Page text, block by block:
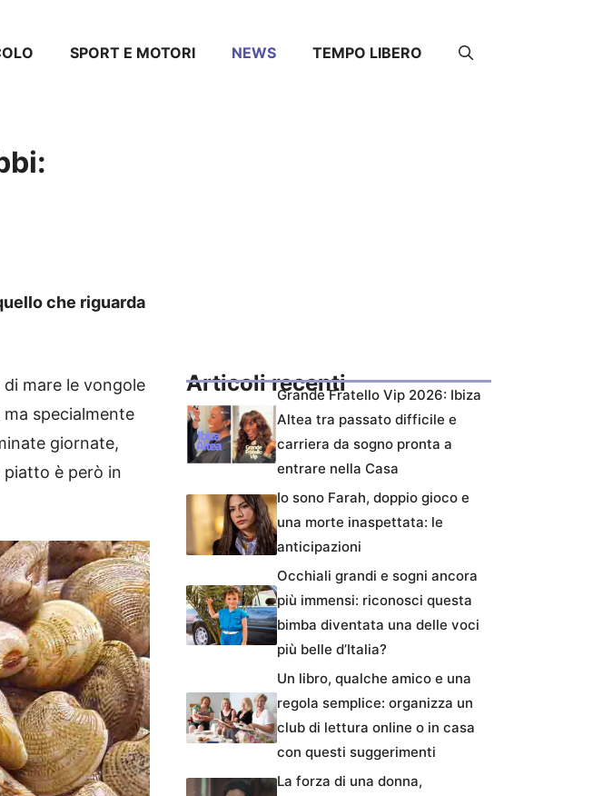
SPORT E MOTORI NEWS TEMPO LIBERO
che riguarda
mare le vongole
specialmente
giornate,
piatto è però in
Articoli recentiGrande Fratello Vip 2026: Ibiza
Altea tra passato difficile e
carriera da sogno pronta a
entrare nella Casa
Io sono Farah, doppio gioco e
una morte inaspettata: le
anticipazioni
Occhiali grandi e sogni ancora
più immensi: riconosci questa
bimba diventata una delle voci
più belle d’Italia?
Un libro, qualche amico e una
regola semplice: organizza un
club di lettura online o in casa
con questi suggerimenti
La forza di una donna,